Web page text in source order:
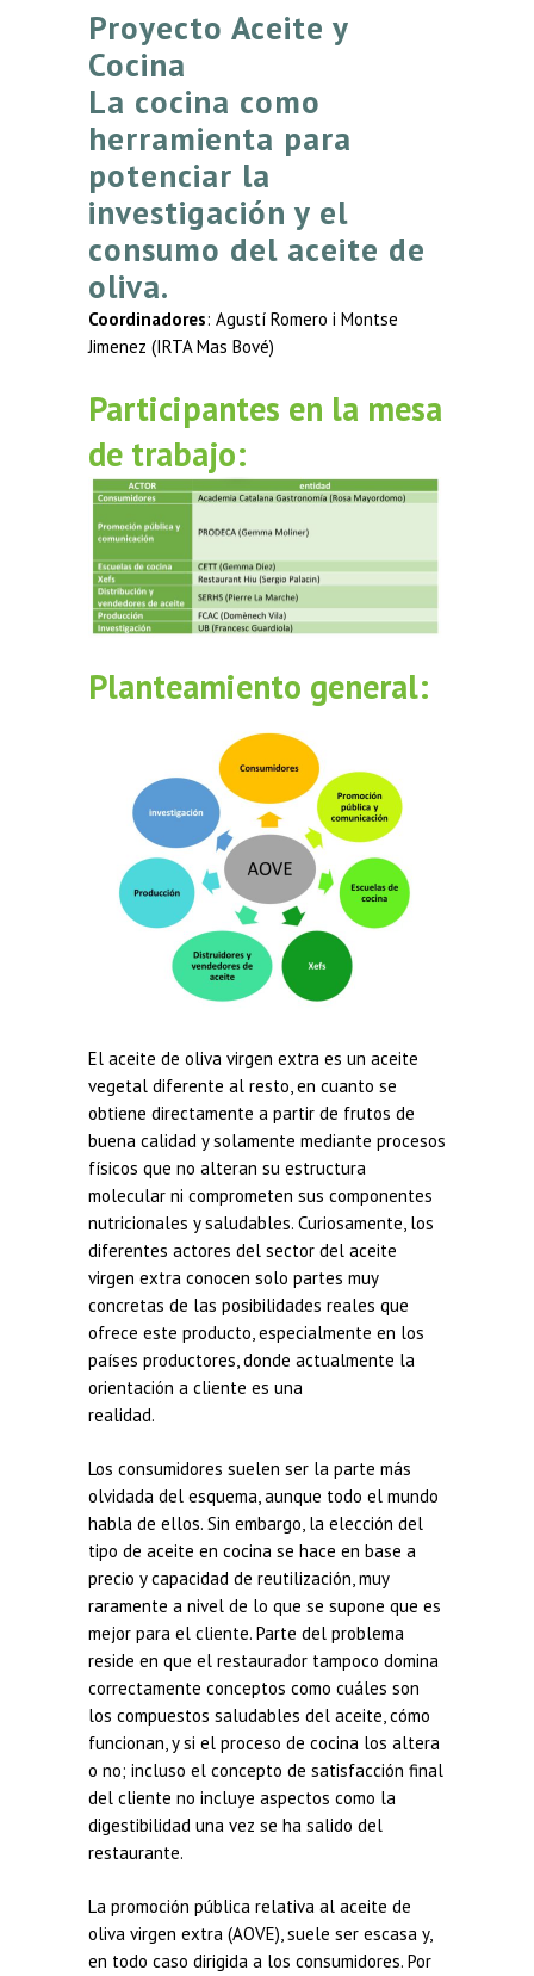
Proyecto Aceite y
Cocina
La cocina como
herramienta para
potenciar la
investigación y el
consumo del aceite de
oliva.
Coordinadores: Agustí Romero i Montse
Jimenez (IRTA Mas Bové)
Participantes en la mesa
de trabajo:
Planteamiento general:
El aceite de oliva virgen extra es un aceite
vegetal diferente al resto, en cuanto se
obtiene directamente a partir de frutos de
buena calidad y solamente mediante procesos
físicos que no alteran su estructura
molecular ni comprometen sus componentes
nutricionales y saludables. Curiosamente, los
diferentes actores del sector del aceite
virgen extra conocen solo partes muy
concretas de las posibilidades reales que
ofrece este producto, especialmente en los
países productores, donde actualmente la
orientación a cliente es una
realidad.
Los consumidores suelen ser la parte más
olvidada del esquema, aunque todo el mundo
habla de ellos. Sin embargo, la elección del
tipo de aceite en cocina se hace en base a
precio y capacidad de reutilización, muy
raramente a nivel de lo que se supone que es
mejor para el cliente. Parte del problema
reside en que el restaurador tampoco domina
correctamente conceptos como cuáles son
los compuestos saludables del aceite, cómo
funcionan, y si el proceso de cocina los altera
o no; incluso el concepto de satisfacción final
del cliente no incluye aspectos como la
digestibilidad una vez se ha salido del
restaurante.
La promoción pública relativa al aceite de
oliva virgen extra (AOVE), suele ser escasa y,
en todo caso dirigida a los consumidores. Por